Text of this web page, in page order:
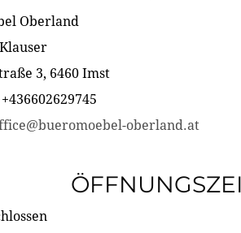
Oberland
3, 6460 Imst
oberland.at